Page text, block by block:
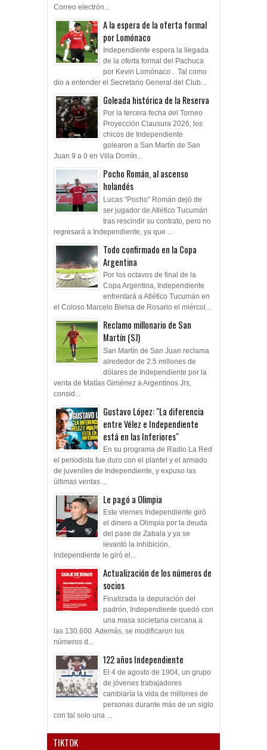
Correo electrón...
A la espera de la oferta formal
por Lomónaco
Independiente espera la llegada
de la oferta formal del Pachuca
por Kevin Lomónaco . Tal como
dio a entender el Secretario General del Club...
Goleada histórica de la Reserva
Por la tercera fecha del Torneo
Proyección Clausura 2026, los
chicos de Independiente
golearon a San Martín de San
Juan 9 a 0 en Villa Domín...
Pocho Román, al ascenso
holandés
Lucas "Pocho" Román dejó de
ser jugador de Atlético Tucumán
tras rescindir su contrato, pero no
regresará a Independiente, ya que ...
Todo confirmado en la Copa
Argentina
Por los octavos de final de la
Copa Argentina, Independiente
enfrentará a Atlético Tucumán en
el Coloso Marcelo Bielsa de Rosario el miércol...
Reclamo millonario de San
Martín (SJ)
San Martín de San Juan reclama
alrededor de 2.5 millones de
dólares de Independiente por la
venta de Matías Giménez a Argentinos Jrs,
consid...
Gustavo López: "La diferencia
entre Vélez e Independiente
está en las Inferiores"
En su programa de Radio La Red
el periodista fue duro con el plantel y el armado
de juveniles de Independiente, y expuso las
últimas ventas ...
Le pagó a Olimpia
Este viernes Independiente giró
el dinero a Olimpia por la deuda
del pase de Zabala y ya se
levantó la inhibición.
Independiente le giró el...
Actualización de los números de
socios
Finalizada la depuración del
padrón, Independiente quedó con
una masa societaria cercana a
las 130.600. Además, se modificaron los
números d...
122 años Independiente
El 4 de agosto de 1904, un grupo
de jóvenes trabajadores
cambiaría la vida de millones de
personas durante más de un siglo
con tal solo una ...
TIKTOK